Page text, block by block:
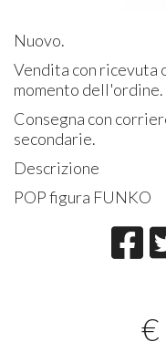
Nuovo.
Vendita con ricevuta
momento dell'ordine.
Consegna con
secondarie.
Descrizione
POP figura FUNKO
€